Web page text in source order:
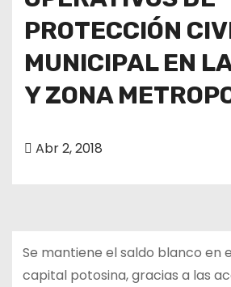
PROTECCIÓN
MUNICIPAL EN
Y ZONA
Abr 2, 2018
Se mantiene el saldo blanco en
capital potosina, gracias a las